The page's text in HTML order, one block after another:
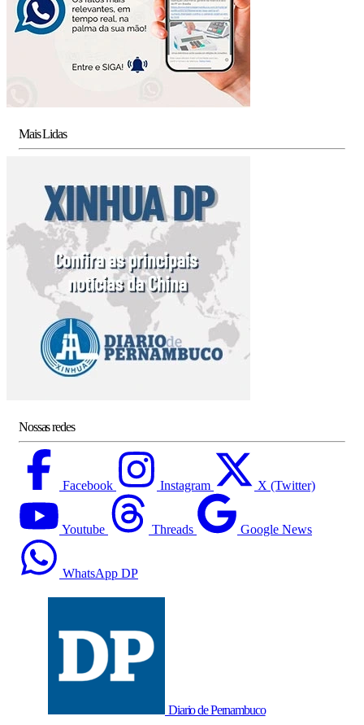
Mais Lidas
Nossas redes
Facebook Instagram X (Twitter)
Youtube Threads Google News
WhatsApp DP
Diario de Pernambuco